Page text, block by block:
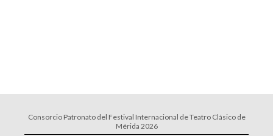
Consorcio Patronato del Festival Internacional de Teatro Clásico de
Mérida 2026